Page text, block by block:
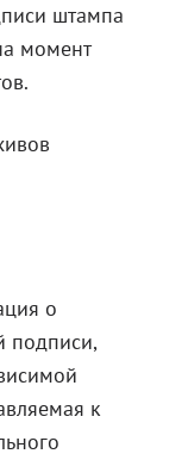
штампа
момент
о
подписи,
к